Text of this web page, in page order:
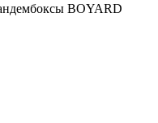
BOYARD